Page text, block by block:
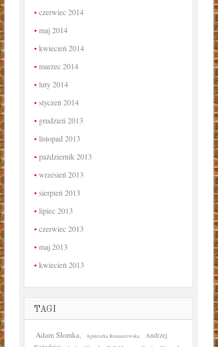
czerwiec 2014
maj 2014
kwiecień 2014
marzec 2014
luty 2014
styczeń 2014
grudzień 2013
listopad 2013
październik 2013
wrzesień 2013
sierpień 2013
lipiec 2013
czerwiec 2013
maj 2013
kwiecień 2013
TAGI
Adam Słomka Agnieszka Romaszewska
Andrzej